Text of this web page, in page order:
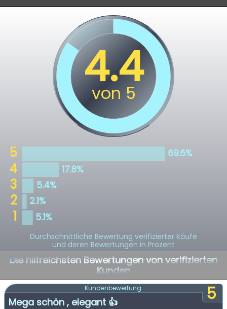
Durchschnittliche Bewertung verifizierter Käufe
und deren Bewertungen in Prozent
Die hilfreichsten Bewertungen von verifizierten
Kunden
5
Kundenbewertung:
Mega schön , elegant 👍